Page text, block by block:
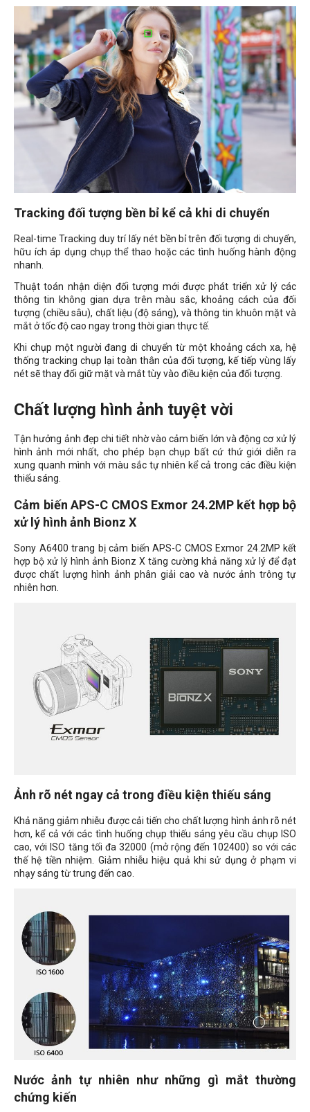
Tracking đối tượng bền bỉ kể cả khi di chuyển
Real-time Tracking duy trí lấy nét bền bỉ trên đối tượng di chuyển,
hữu ích áp dụng chụp thể thao hoặc các tình huống hành động
nhanh.
Thuật toán nhận diện đối tượng mới được phát triển xử lý các
thông tin không gian dựa trên màu sắc, khoảng cách của đối
tượng (chiều sâu), chất liệu (độ sáng), và thông tin khuôn mặt và
mắt ở tốc độ cao ngay trong thời gian thực tế.
Khi chụp một người đang di chuyển từ một khoảng cách xa, hệ
thống tracking chụp lại toàn thân của đối tượng, kế tiếp vùng lấy
nét sẽ thay đổi giữ mặt và mắt tùy vào điều kiện của đối tượng.
Chất lượng hình ảnh tuyệt vời
Tận hưởng ảnh đẹp chi tiết nhờ vào cảm biến lớn và động cơ xử lý
hình ảnh mới nhất, cho phép bạn chụp bất cứ thứ giới diễn ra
xung quanh mình với màu sắc tự nhiên kể cả trong các điều kiện
thiếu sáng.
Cảm biến APS-C CMOS Exmor 24.2MP kết hợp bộ
xử lý hình ảnh Bionz X
Sony A6400 trang bị cảm biến APS-C CMOS Exmor 24.2MP kết
hợp bộ xử lý hình ảnh Bionz X tăng cường khả năng xử lý để đạt
được chất lượng hình ảnh phân giải cao và nước ảnh trông tự
nhiên hơn.
Ảnh rõ nét ngay cả trong điều kiện thiếu sáng
Khả năng giảm nhiễu được cải tiến cho chất lượng hình ảnh rõ nét
hơn, kể cả với các tình huống chụp thiếu sáng yêu cầu chụp ISO
cao, với ISO tăng tối đa 32000 (mở rộng đến 102400) so với các
thế hệ tiền nhiệm. Giảm nhiễu hiệu quả khi sử dụng ở phạm vi
nhạy sáng từ trung đến cao.
Nước ảnh tự nhiên như những gì mắt thường
chứng kiến